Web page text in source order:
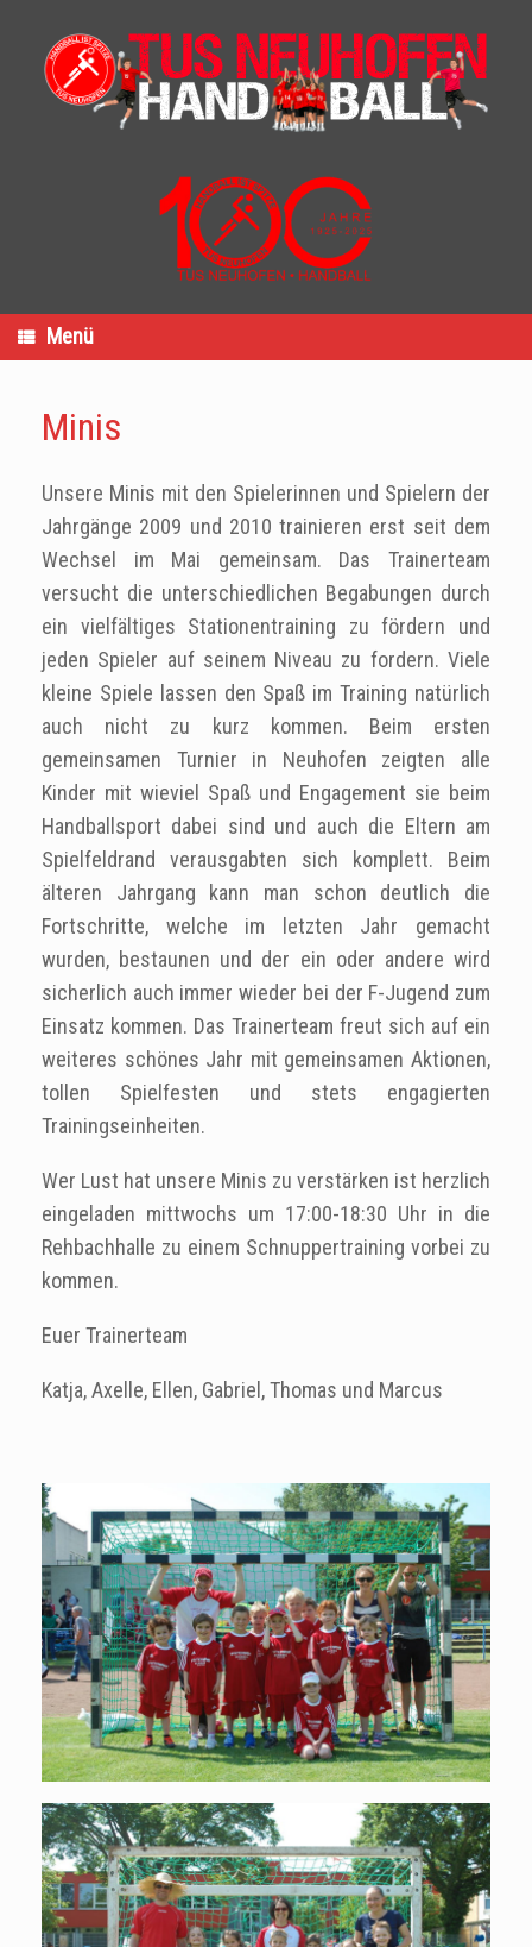
springen
Menü
Minis
Unsere Minis mit den Spielerinnen und Spielern der
Jahrgänge 2009 und 2010 trainieren erst seit dem
Wechsel im Mai gemeinsam. Das Trainerteam
versucht die unterschiedlichen Begabungen durch
ein vielfältiges Stationentraining zu fördern und
jeden Spieler auf seinem Niveau zu fordern. Viele
kleine Spiele lassen den Spaß im Training natürlich
auch nicht zu kurz kommen. Beim ersten
gemeinsamen Turnier in Neuhofen zeigten alle
Kinder mit wieviel Spaß und Engagement sie beim
Handballsport dabei sind und auch die Eltern am
Spielfeldrand verausgabten sich komplett. Beim
älteren Jahrgang kann man schon deutlich die
Fortschritte, welche im letzten Jahr gemacht
wurden, bestaunen und der ein oder andere wird
sicherlich auch immer wieder bei der F-Jugend zum
Einsatz kommen. Das Trainerteam freut sich auf ein
weiteres schönes Jahr mit gemeinsamen Aktionen,
tollen Spielfesten und stets engagierten
Trainingseinheiten.
Wer Lust hat unsere Minis zu verstärken ist herzlich
eingeladen mittwochs um 17:00-18:30 Uhr in die
Rehbachhalle zu einem Schnuppertraining vorbei zu
kommen.
Euer Trainerteam
Katja, Axelle, Ellen, Gabriel, Thomas und Marcus